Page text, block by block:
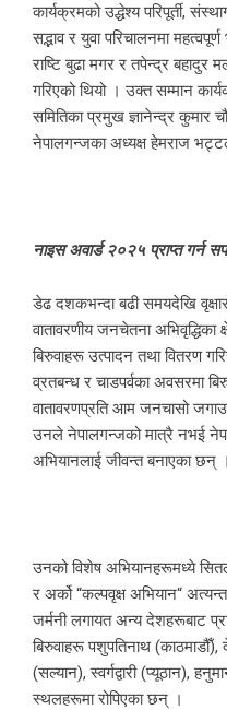
कार्यक्रमको उद्धेश्य परिपूर्ती,
सद्भाव र युवा परिचालनमा
राष्टि बुढा मगर र तपेन्द्र बहादुर
गरिएको थियो । उक्त सम्मान
समितिका प्रमुख ज्ञानेन्द्र कुमार
नेपालगन्जका अध्यक्ष हेमराज
नाइस अवार्ड २०२५ प्राप्त गर्न
डेढ दशकभन्दा बढी समयदेखि
वातावरणीय जनचेतना अभिवृद्धिका
बिरुवाहरू उत्पादन तथा वितरण
व्रतबन्ध र चाडपर्वका अवसरमा
वातावरणप्रति आम जनचासो
उनले नेपालगन्जको मात्रै नभई
अभियानलाई जीवन्त बनाएका छन् ।
उनको विशेष अभियानहरूमध्ये
र अर्को “कल्पवृक्ष अभियान“
जर्मनी लगायत अन्य देशहरूबाट
बिरुवाहरू पशुपतिनाथ
(सल्यान), स्वर्गद्वारी (प्यूठान),
स्थलहरूमा रोपिएका छन् ।